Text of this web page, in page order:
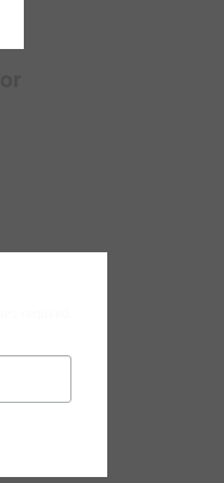
required